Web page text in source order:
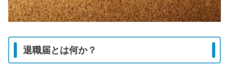
退職届とは何か？